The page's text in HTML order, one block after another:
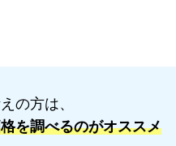
の方は、
を調べるのがオススメ